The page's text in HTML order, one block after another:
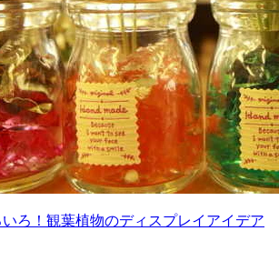
ろ！観葉植物のディスプレイアイデア